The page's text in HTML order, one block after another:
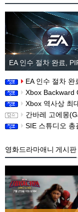
EA 인수 절차 완료, PIF·실버레이크 컨소시엄
EA 인수 절차 완
Xbox Backward
Xbox 역사상 최대 규
간바레 고에몽
SIE 스튜디오 총괄 헤
영화드라마애니 게시판